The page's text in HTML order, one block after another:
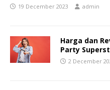
19 December 2023 admin
Harga dan
Party
2 December